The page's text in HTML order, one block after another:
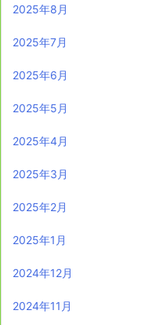
2025年8月
2025年7月
2025年6月
2025年5月
2025年4月
2025年3月
2025年2月
2025年1月
2024年12月
2024年11月